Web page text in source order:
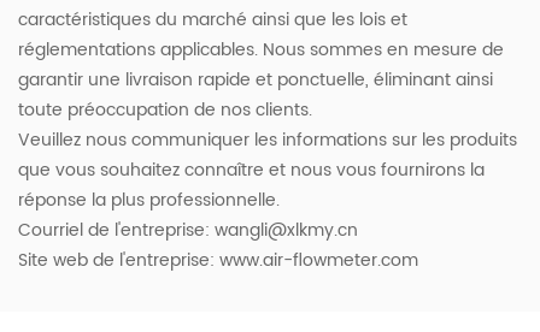
caractéristiques du marché ainsi que les lois et
réglementations applicables. Nous sommes en mesure de
garantir une livraison rapide et ponctuelle, éliminant ainsi
toute préoccupation de nos clients.
Veuillez nous communiquer les informations sur les produits
que vous souhaitez connaître et nous vous fournirons la
réponse la plus professionnelle.
Courriel de l'entreprise: wangli@xlkmy.cn
Site web de l'entreprise: www.air-flowmeter.com